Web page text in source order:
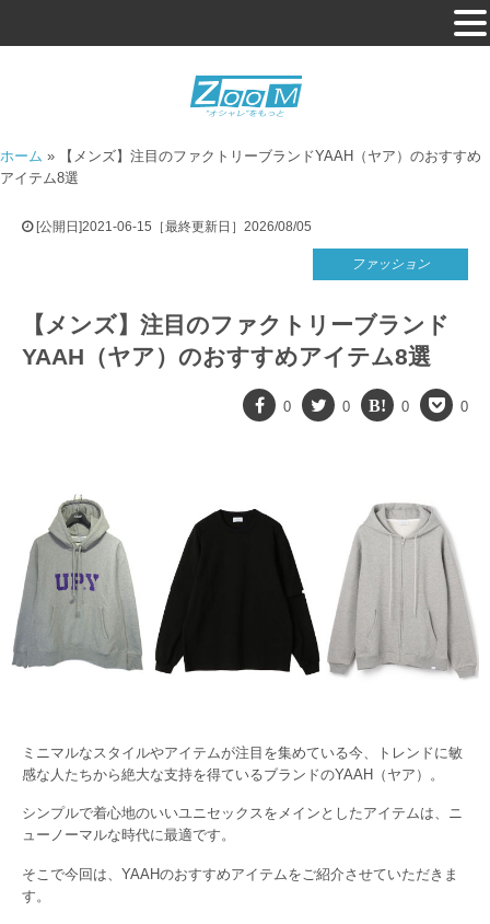
ホーム »
【メンズ】注目のファクトリーブランドYAAH（ヤア）のおすすめ
アイテム8選
[公開日]2021-06-15［最終更新日］2026/08/05
ファッション
【メンズ】注目のファクトリーブランド
YAAH（ヤア）のおすすめアイテム8選
0 0 0 0
ミニマルなスタイルやアイテムが注目を集めている今、トレンドに敏
感な人たちから絶大な支持を得ているブランドのYAAH（ヤア）。
シンプルで着心地のいいユニセックスをメインとしたアイテムは、ニ
ューノーマルな時代に最適です。
そこで今回は、YAAHのおすすめアイテムをご紹介させていただきま
す。